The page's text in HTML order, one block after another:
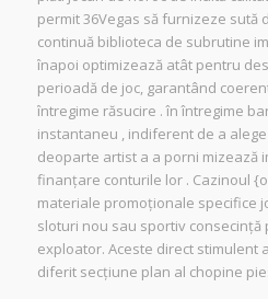
permit 36Vegas să furnizeze sută
continuă biblioteca de subrutine
înapoi optimizează atât pentru
perioadă de joc, garantând
întregime răsucire . în întregime
instantaneu , indiferent de a
deoparte artist a a porni mizează
finanțare conturile lor . Cazinoul
materiale promoționale specifice
sloturi nou sau sportiv consecință
exploator. Aceste direct stimulent
diferit secțiune plan al chopine